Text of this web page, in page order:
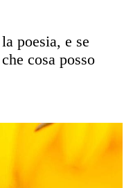
poesia, e se
cosa posso